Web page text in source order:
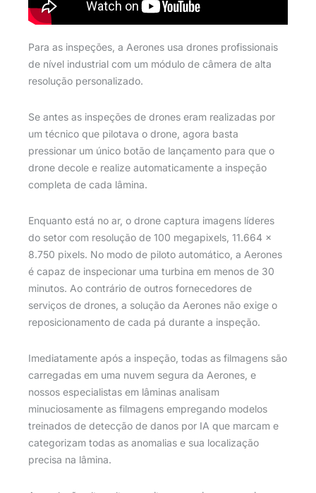
Para as inspeções, a Aerones usa drones profissionais
de nível industrial com um módulo de câmera de alta
resolução personalizado.
Se antes as inspeções de drones eram realizadas por
um técnico que pilotava o drone, agora basta
pressionar um único botão de lançamento para que o
drone decole e realize automaticamente a inspeção
completa de cada lâmina.
Enquanto está no ar, o drone captura imagens líderes
do setor com resolução de 100 megapixels, 11.664 x
8.750 pixels. No modo de piloto automático, a Aerones
é capaz de inspecionar uma turbina em menos de 30
minutos. Ao contrário de outros fornecedores de
serviços de drones, a solução da Aerones não exige o
reposicionamento de cada pá durante a inspeção.
Imediatamente após a inspeção, todas as filmagens são
carregadas em uma nuvem segura da Aerones, e
nossos especialistas em lâminas analisam
minuciosamente as filmagens empregando modelos
treinados de detecção de danos por IA que marcam e
categorizam todas as anomalias e sua localização
precisa na lâmina.